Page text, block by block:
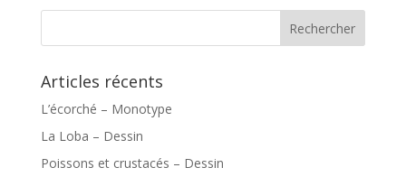
Articles récents
L’écorché – Monotype
La Loba – Dessin
Poissons et crustacés – Dessin